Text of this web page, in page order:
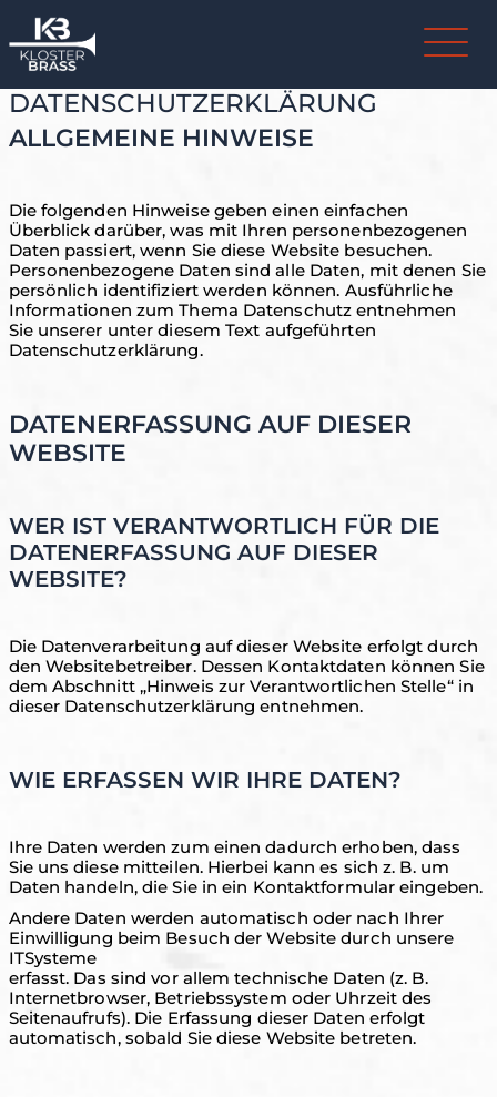
DATENSCHUTZERKLÄRUNG
ALLGEMEINE HINWEISE
Die folgenden Hinweise geben einen einfachen
Überblick darüber, was mit Ihren personenbezogenen
Daten passiert, wenn Sie diese Website besuchen.
Personenbezogene Daten sind alle Daten, mit denen Sie
persönlich identifiziert werden können. Ausführliche
Informationen zum Thema Datenschutz entnehmen
Sie unserer unter diesem Text aufgeführten
Datenschutzerklärung.
DATENERFASSUNG AUF DIESER
WEBSITE
WER IST VERANTWORTLICH FÜR DIE
DATENERFASSUNG AUF DIESER
WEBSITE?
Die Datenverarbeitung auf dieser Website erfolgt durch
den Websitebetreiber. Dessen Kontaktdaten können Sie
dem Abschnitt „Hinweis zur Verantwortlichen Stelle“ in
dieser Datenschutzerklärung entnehmen.
WIE ERFASSEN WIR IHRE DATEN?
Ihre Daten werden zum einen dadurch erhoben, dass
Sie uns diese mitteilen. Hierbei kann es sich z. B. um
Daten handeln, die Sie in ein Kontaktformular eingeben.
Andere Daten werden automatisch oder nach Ihrer
Einwilligung beim Besuch der Website durch unsere
ITSysteme
erfasst. Das sind vor allem technische Daten (z. B.
Internetbrowser, Betriebssystem oder Uhrzeit des
Seitenaufrufs). Die Erfassung dieser Daten erfolgt
automatisch, sobald Sie diese Website betreten.